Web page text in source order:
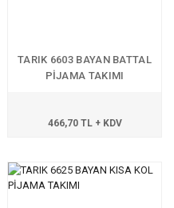
TARIK 6603 BAYAN BATTAL
PİJAMA TAKIMI
466,70 TL + KDV